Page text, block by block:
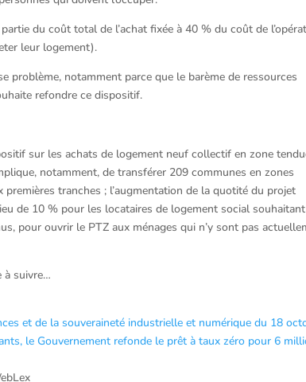
du coût total de l’achat fixée à 40 % du coût de
leur logement).
notamment parce que le barème de ressources
refondre ce dispositif.
sur les achats de logement neuf collectif en zone
notamment, de transférer 209 communes en zones
tranches ; l’augmentation de la quotité du projet
de 10 % pour les locataires de logement social souhaitant
pour ouvrir le PTZ aux ménages qui n’y sont pas
à suivre…
et de la souveraineté industrielle et numérique du 18
le Gouvernement refonde le prêt à taux zéro pour 6